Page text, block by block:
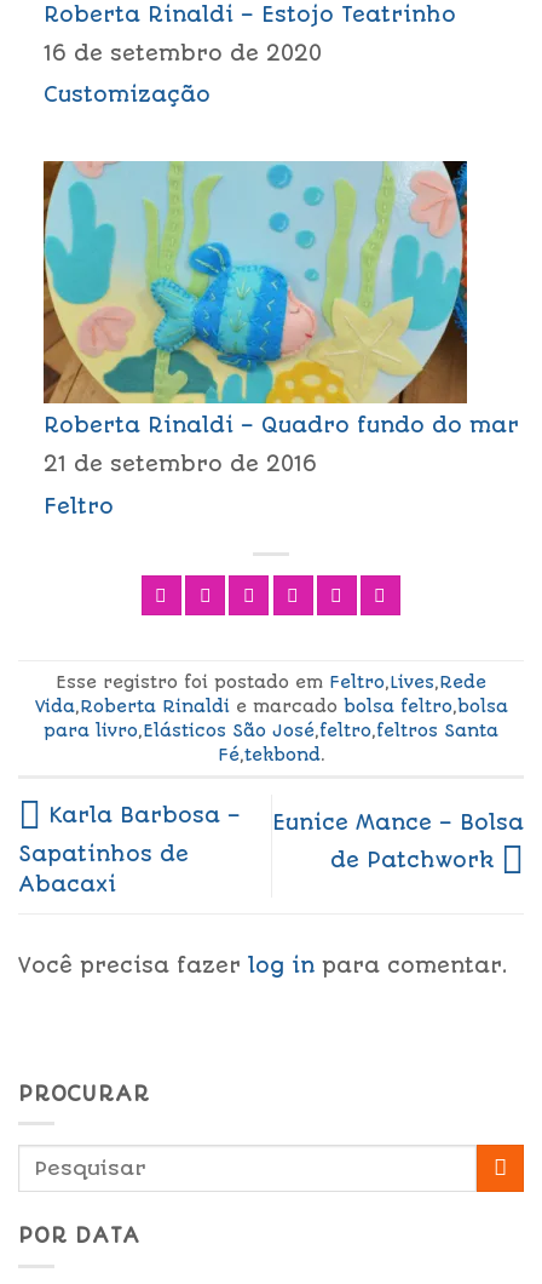
Roberta Rinaldi – Estojo Teatrinho
16 de setembro de 2020
Customização
Roberta Rinaldi – Quadro fundo do mar
21 de setembro de 2016
Feltro
Esse registro foi postado em Feltro,Lives,Rede
Vida,Roberta Rinaldie marcado bolsa feltro,bolsa
para livro,Elásticos São José,feltro,feltros Santa
Fé,tekbond.
Karla Barbosa –
Sapatinhos de
Abacaxi
Eunice Mance – Bolsa
de Patchwork
Você precisa fazer log in para comentar.
PROCURAR
POR DATA